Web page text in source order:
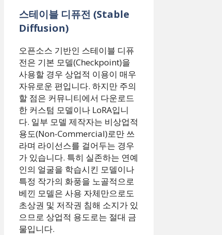
스테이블 디퓨전 (Stable
Diffusion)
오픈소스 기반인 스테이블 디퓨
전은 기본 모델(Checkpoint)을
사용할 경우 상업적 이용이 매우
자유로운 편입니다. 하지만 주의
할 점은 커뮤니티에서 다운로드
한 커스텀 모델이나 LoRA입니
다. 일부 모델 제작자는 비상업적
용도(Non-Commercial)로만 쓰
라며 라이선스를 걸어두는 경우
가 있습니다. 특히 실존하는 연예
인의 얼굴을 학습시킨 모델이나
특정 작가의 화풍을 노골적으로
베낀 모델은 사용 자체만으로도
초상권 및 저작권 침해 소지가 있
으므로 상업적 용도로는 절대 금
물입니다.